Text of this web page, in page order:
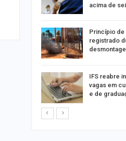
acima de
Princípio de
registrado
IFS reabre
vagas em
e de